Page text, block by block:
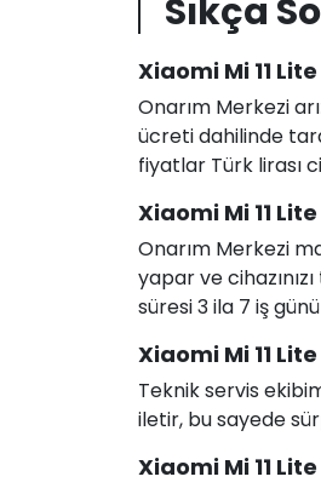
Sıkça
Xiaomi Mi 11
Onarım Merkezi
ücreti dahilinde
fiyatlar Türk lirası
Xiaomi Mi 11
Onarım Merkezi
yapar ve
süresi 3 ila 7 iş
Xiaomi Mi 11
Teknik servis
iletir, bu sayede
Xiaomi Mi 11